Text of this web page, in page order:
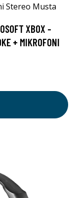
XBOX -
+ MIKROFONI